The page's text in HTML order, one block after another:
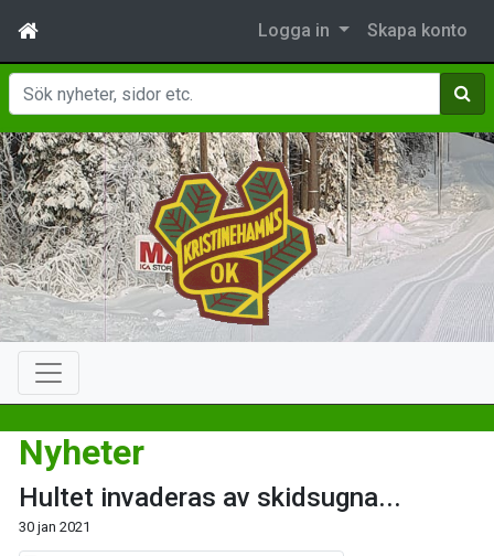
Logga in Skapa konto
Sök
Nyheter
Hultet invaderas av skidsugna...
30 jan 2021